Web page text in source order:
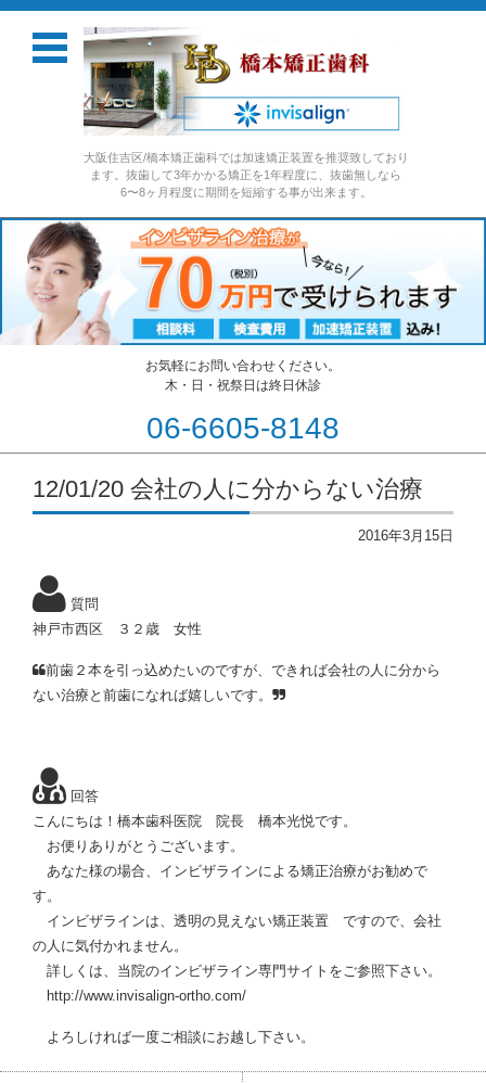
大阪住吉区/橋本矯正歯科では加速矯正装置を推奨致しており
ます。抜歯して3年かかる矯正を1年程度に、抜歯無しなら
6〜8ヶ月程度に期間を短縮する事が出来ます。
お気軽にお問い合わせください。
木・日・祝祭日は終日休診
06-6605-8148
コンテンツに移動
12/01/20 会社の人に分からない治療
2016年3月15日
質問
神戸市西区 ３２歳 女性
前歯２本を引っ込めたいのですが、できれば会社の人に分から
ない治療と前歯になれば嬉しいです。
回答
こんにちは！橋本歯科医院 院長 橋本光悦です。
お便りありがとうございます。
あなた様の場合、インビザラインによる矯正治療がお勧めで
す。
インビザラインは、透明の見えない矯正装置 ですので、会社
の人に気付かれません。
詳しくは、当院のインビザライン専門サイトをご参照下さい。
http://www.invisalign-ortho.com/
よろしければ一度ご相談にお越し下さい。